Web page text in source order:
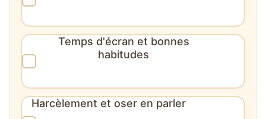
Temps d'écran et bonnes
habitudes
Harcèlement et oser en parler